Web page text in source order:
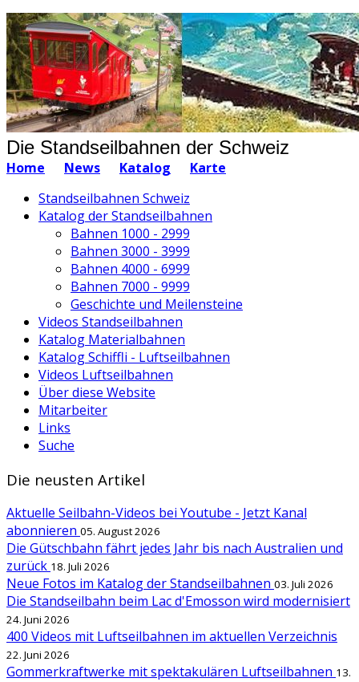
Die Standseilbahnen der Schweiz
Home News Katalog
Karte
Standseilbahnen Schweiz
Katalog der Standseilbahnen
Bahnen 1000 - 2999
Bahnen 3000 - 3999
Bahnen 4000 - 6999
Bahnen 7000 - 9999
Geschichte und Meilensteine
Videos Standseilbahnen
Katalog Materialbahnen
Katalog Schiffli - Luftseilbahnen
Videos Luftseilbahnen
Über diese Website
Mitarbeiter
Links
Suche
Die neusten Artikel
Aktuelle Seilbahn-Videos bei Youtube - Jetzt Kanal
abonnieren 05. August 2026
Die Gütschbahn fährt jedes Jahr bis nach Australien und
zurück 18. Juli 2026
Neue Fotos im Katalog der Standseilbahnen 03. Juli 2026
Die Standseilbahn beim Lac d'Emosson wird modernisiert
24. Juni 2026
400 Videos mit Luftseilbahnen im aktuellen Verzeichnis
22. Juni 2026
Gommerkraftwerke mit spektakulären Luftseilbahnen 13.